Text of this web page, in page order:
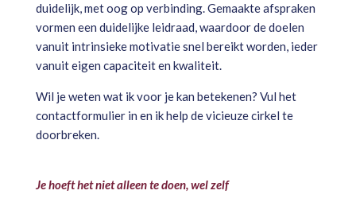
duidelijk, met oog op verbinding. Gemaakte afspraken
vormen een duidelijke leidraad, waardoor de doelen
vanuit intrinsieke motivatie snel bereikt worden, ieder
vanuit eigen capaciteit en kwaliteit.
Wil je weten wat ik voor je kan betekenen? Vul het
contactformulier in en ik help de vicieuze cirkel te
doorbreken.
Je hoeft het niet alleen te doen, wel zelf